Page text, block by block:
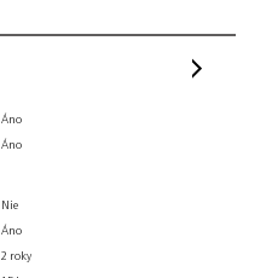
Áno
Áno
Nie
Áno
2 roky